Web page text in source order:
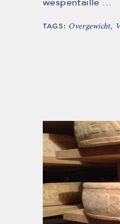
TAGS: Overgewicht,